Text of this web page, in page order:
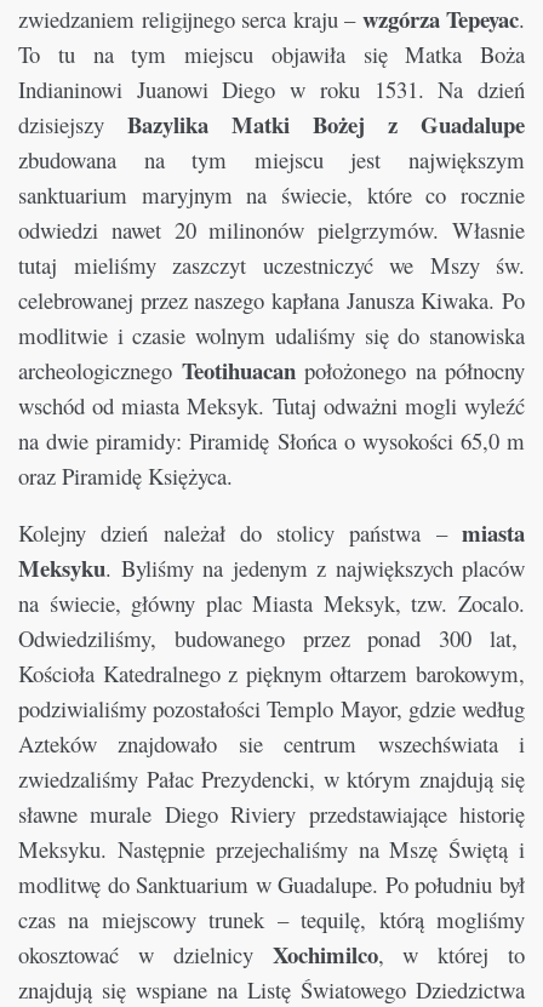
zwiedzaniem religijnego serca kraju – wzgórza Tepeyac.
To tu na tym miejscu objawiła się Matka Boża
Indianinowi Juanowi Diego w roku 1531. Na dzień
dzisiejszy Bazylika Matki Bożej z Guadalupe
zbudowana na tym miejscu jest największym
sanktuarium maryjnym na świecie, które co rocznie
odwiedzi nawet 20 milinonów pielgrzymów. Własnie
tutaj mieliśmy zaszczyt uczestniczyć we Mszy św.
celebrowanej przez naszego kapłana Janusza Kiwaka. Po
modlitwie i czasie wolnym udaliśmy się do stanowiska
archeologicznego Teotihuacanpołożonego na północny
wschód od miasta Meksyk. Tutaj odważni mogli wyleźć
na dwie piramidy: Piramidę Słońca o wysokości 65,0 m
oraz Piramidę Księżyca.
Kolejny dzień należał do stolicy państwa – miasta
Meksyku. Byliśmy na jedenym z największych placów
na świecie, główny plac Miasta Meksyk, tzw. Zocalo.
Odwiedziliśmy, budowanego przez ponad 300 lat,
Kościoła Katedralnego z pięknym ołtarzem barokowym,
podziwialiśmy pozostałości Templo Mayor, gdzie według
Azteków znajdowało sie centrum wszechświata i
zwiedzaliśmy Pałac Prezydencki, w którym znajdują się
sławne murale Diego Riviery przedstawiające historię
Meksyku. Następnie przejechaliśmy na Mszę Świętą i
modlitwę do Sanktuarium w Guadalupe. Po południu był
czas na miejscowy trunek – tequilę, którą mogliśmy
okosztować w dzielnicy Xochimilco, w której to
znajdują się wspiane na Listę Światowego Dziedzictwa